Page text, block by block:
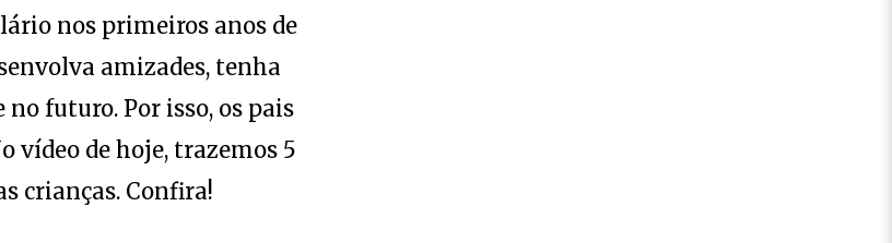
nos primeiros anos de
amizades, tenha
no futuro. Por isso, os pais
vídeo de hoje, trazemos 5
crianças. Confira!